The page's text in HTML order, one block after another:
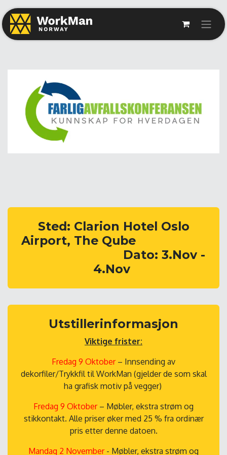
Sted: Clarion Hotel Oslo
Airport, The Qube
​Dato: 3.Nov -
4.Nov
Utstillerinformasjon
Viktige frister:
Fredag 9 Oktober– Innsending av
dekorfiler/Trykkfil til WorkMan (gjelder de som skal
ha grafisk motiv på vegger)
Fredag 9 Oktober– Møbler, ekstra strøm og
stikkontakt. Alle priser øker med 25 % fra ordinær
pris etter denne datoen.
Mandag 2 November- Møbler, ekstra strøm og